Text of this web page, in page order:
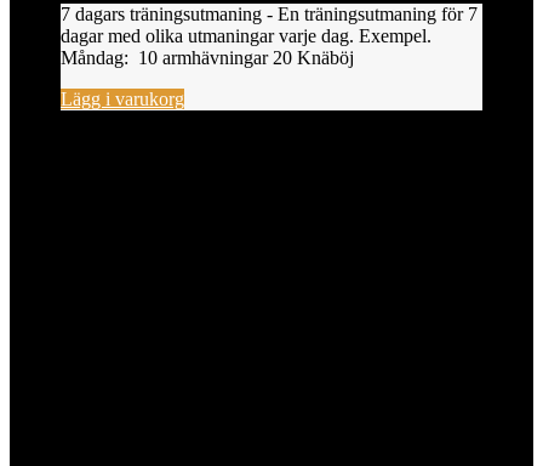
7 dagars träningsutmaning - En träningsutmaning för 7
dagar med olika utmaningar varje dag. Exempel.
Måndag: 10 armhävningar 20 Knäböj